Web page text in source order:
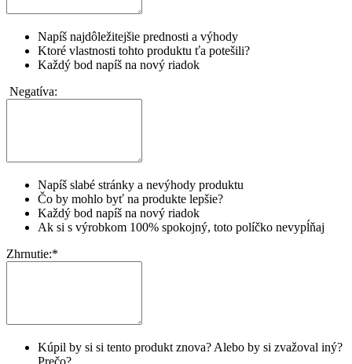
Napíš najdôležitejšie prednosti a výhody
Ktoré vlastnosti tohto produktu ťa potešili?
Každý bod napíš na nový riadok
Negatíva:
Napíš slabé stránky a nevýhody produktu
Čo by mohlo byť na produkte lepšie?
Každý bod napíš na nový riadok
Ak si s výrobkom 100% spokojný, toto políčko nevypĺňaj
Zhrnutie:*
Kúpil by si si tento produkt znova? Alebo by si zvažoval iný?
Prečo?